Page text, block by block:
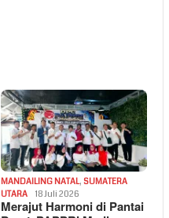
MANDAILING NATAL, SUMATERA
UTARA
18 Juli 2026
Merajut Harmoni di Pantai